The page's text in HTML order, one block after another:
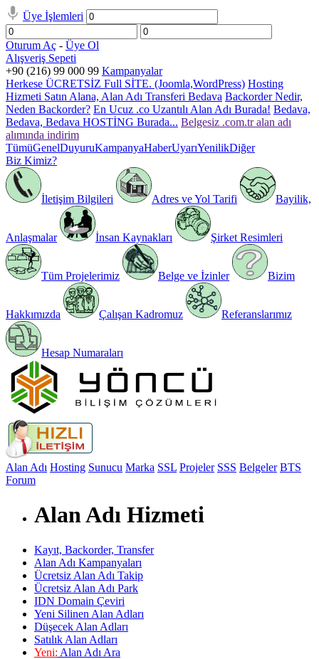
Üye İşlemleri
Oturum Aç - Üye Ol
Alışveriş Sepeti
+90 (216) 99 000 99 Kampanyalar
Herkese ÜCRETSİZ Full SİTE. (Joomla,WordPress) Hosting
Hizmeti Satın Alana, Alan Adı Transferi Bedava Backorder Nedir,
Neden Backorder? En Ucuz .co Uzantılı Alan Adı Burada! Bedava,
Bedava, Bedava HOSTİNG Burada... Belgesiz .com.tr alan adı
alımında indirim
TümüGenelDuyuruKampanyaHaberUyarıYenilikDiğer
Biz Kimiz?
İletişim Bilgileri Adres ve Yol Tarifi Bayilik,
Anlaşmalar İnsan Kaynakları Şirket Resimleri
Tüm Projelerimiz Belge ve İzinler Bizim
Hakkımızda Çalışan Kadromuz Referanslarımız
Hesap Numaraları
Alan Adı Hosting Sunucu Marka SSL Projeler SSS Belgeler BTS
Forum
Alan Adı Hizmeti
Kayıt, Backorder, Transfer
Alan Adı Kampanyaları
Ücretsiz Alan Adı Takip
Ücretsiz Alan Adı Park
IDN Domain Çeviri
Yeni Silinen Alan Adları
Düşecek Alan Adları
Satılık Alan Adları
Yeni: Alan Adı Ara